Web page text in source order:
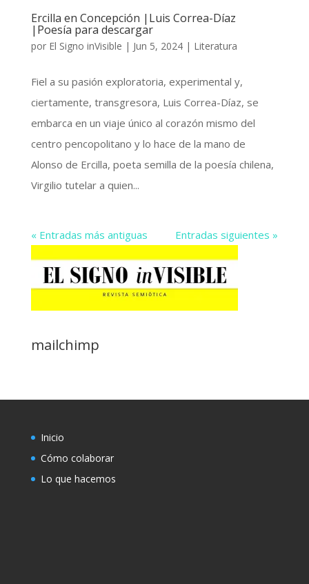
Ercilla en Concepción |Luis Correa-Díaz
|Poesía para descargar
por El Signo inVisible | Jun 5, 2024| Literatura
Fiel a su pasión exploratoria, experimental y,
ciertamente, transgresora, Luis Correa-Díaz, se
embarca en un viaje único al corazón mismo del
centro pencopolitano y lo hace de la mano de
Alonso de Ercilla, poeta semilla de la poesía chilena,
Virgilio tutelar a quien...
« Entradas más antiguas Entradas siguientes »
mailchimp
Inicio
Cómo colaborar
Lo que hacemos